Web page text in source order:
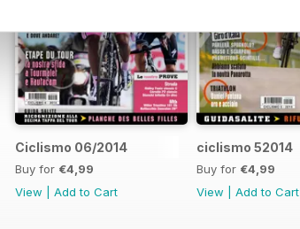
Ciclismo 06/2014
Buy for €4,99
View
Add to Cart
ciclismo 52014
Buy for €4,99
View
Add to Cart